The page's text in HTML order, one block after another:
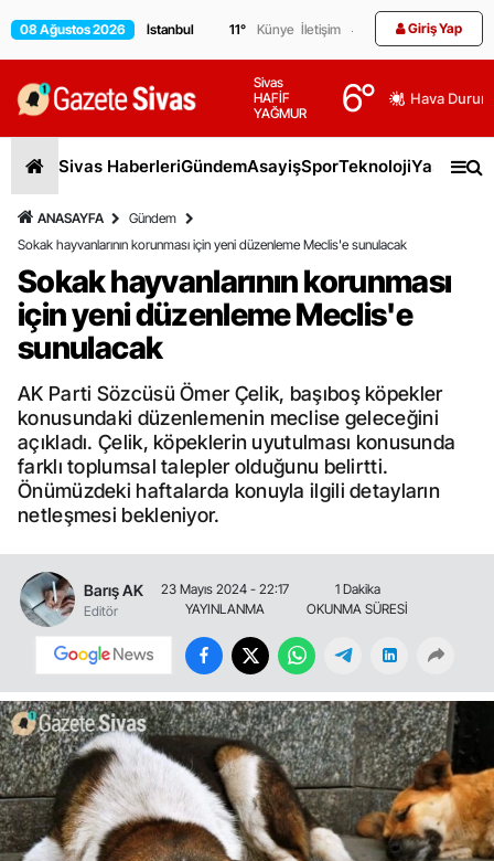
08 Ağustos 2026 11° Künye İletişim Giriş Yap
Sivas
HAFİF
YAĞMUR
6° Hava
Sivas HaberleriGündemAsayişSporTeknolojiYaşam
ANASAYFA
Gündem
Sokak hayvanlarının korunması için yeni düzenleme Meclis'e sunulacak
Sokak hayvanlarının korunması
için yeni düzenleme Meclis'e
sunulacak
AK Parti Sözcüsü Ömer Çelik, başıboş köpekler
konusundaki düzenlemenin meclise geleceğini
açıkladı. Çelik, köpeklerin uyutulması konusunda
farklı toplumsal talepler olduğunu belirtti.
Önümüzdeki haftalarda konuyla ilgili detayların
netleşmesi bekleniyor.
Barış AK
Editör
23 Mayıs 2024 - 22:17
YAYINLANMA
1 Dakika
OKUNMA SÜRESİ